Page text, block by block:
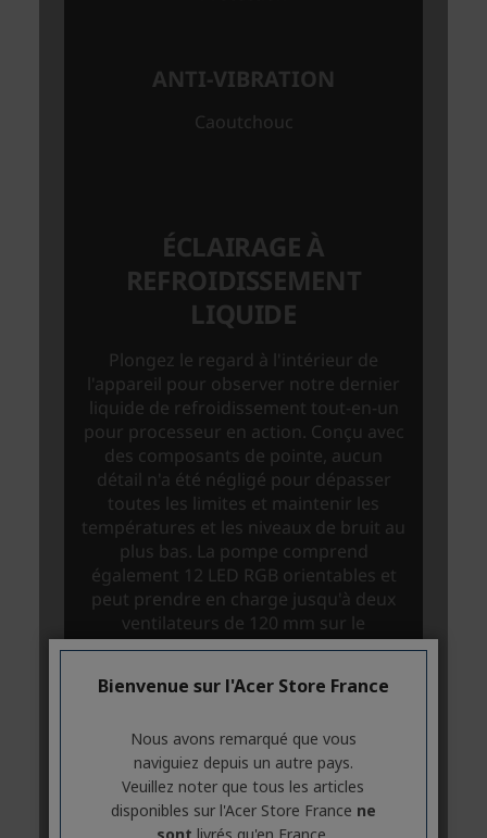
Bienvenue sur l'Acer Store France
Nous avons remarqué que vous
naviguiez depuis un autre pays.
Veuillez noter que tous les articles
disponibles sur l'Acer Store France ne